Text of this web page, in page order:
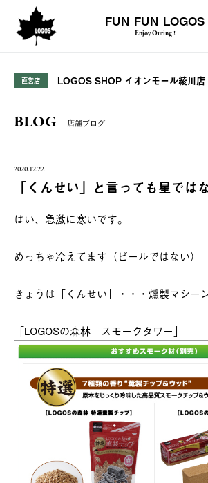
FUN FUN LOGOS
Enjoy Outing !
直営店 LOGOS SHOP イオンモール綾川店
BLOG 店舗ブログ
2020.12.22
「くんせい」と言っても星では
はい、急激に寒いです。
めっちゃ冷えてます（ビールではない）
きょうは「くんせい」・・・燻製マシー
「LOGOSの森林 スモークタワー」